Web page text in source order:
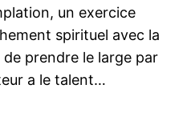
un exercice
spirituel avec la
prendre le large par
a le talent…